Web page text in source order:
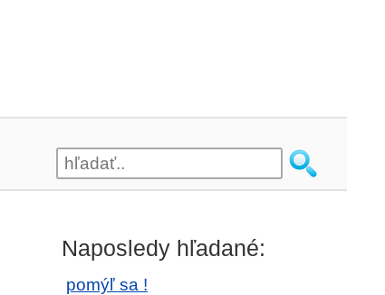
Naposledy hľadané:
pomýľ sa !